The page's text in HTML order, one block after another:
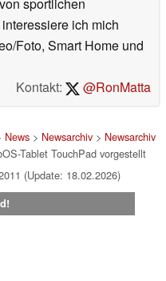
ich mich
Foto, Smart Home und
Kontakt:
@RonMatta
News > Newsarchiv > Newsarchiv
Tablet TouchPad vorgestellt
(Update: 18.02.2026)